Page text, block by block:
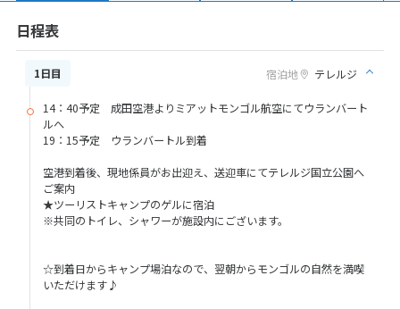
日程表
1日目 宿泊地 テレルジ
14：40予定 成田空港よりミアットモンゴル航空にてウランバート
ルへ
19：15予定 ウランバートル到着
空港到着後、現地係員がお出迎え、送迎車にてテレルジ国立公園へ
ご案内
★ツーリストキャンプのゲルに宿泊
※共同のトイレ、シャワーが施設内にございます。
☆到着日からキャンプ場泊なので、翌朝からモンゴルの自然を満喫
いただけます♪